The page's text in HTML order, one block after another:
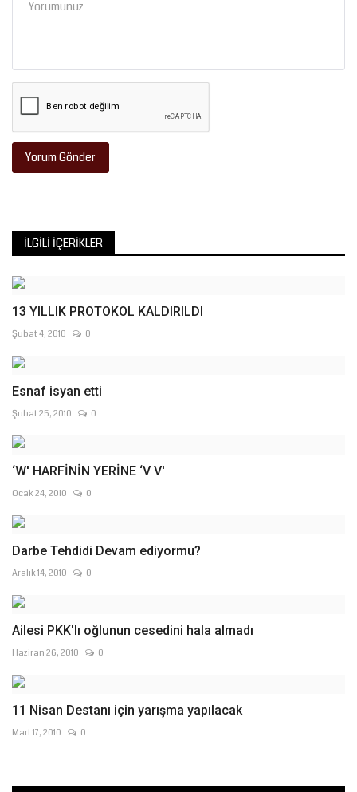
Yorum Gönder
İLGILI İÇERIKLER
13 YILLIK PROTOKOL KALDIRILDI
Şubat 4, 2010 0
Esnaf isyan etti
Şubat 25, 2010 0
‘W' HARFİNİN YERİNE ‘V V'
Ocak 24, 2010 0
Darbe Tehdidi Devam ediyormu?
Aralık 14, 2010 0
Ailesi PKK'lı oğlunun cesedini hala almadı
Haziran 26, 2010 0
11 Nisan Destanı için yarışma yapılacak
Mart 17, 2010 0